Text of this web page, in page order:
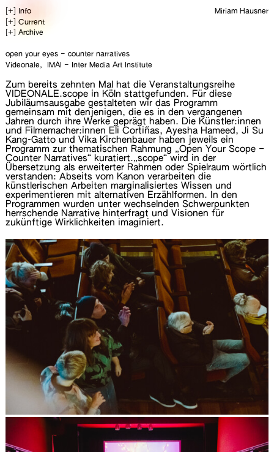
Miriam Hausner
[+] Info
Miriam Hausner (*1989) ist freie Kuratorin und
Ausstellungsgestalterin mit dem Schwerpunkt
in Museen und kulturellen Einrichtungen, Stadträume,
temporäre wie permanente Räume, sowohl in physischer als
auch in digitaler Form, sowie zwischen und auf zwei
Buchseiten.
Von 2009 bis 2017 studierte sie
Museumswissenschaften in Leipzig und Kopenhagen,
Kunstgeschichte in Halle an der Saale und Exhibition Design
an der Peter Behrens School of Arts Hochschule Düsseldorf.
2021 war sie als Lehrbeauftragte am Fachbereich Design der
Hochschule Düsseldorf zur Vermittlung und Anwendungen
kuratorischer Prozesse im digitalen Raum tätig.
Seit 2017 konzipiert und leitet sie Kultur- und
Ausstellungsprojekte für die Videonale e.V. in Bonn, die
Stiftung IMAI – Inter Media Art Institute Düsseldorf,
Stiftung Bauhaus Dessau, düsseldorf photo+ oder die
Hochschule Düsseldorf.
Tätigkeitsfelder
Kuration, Ausstellungskonzeption- und management,
Produktion
mail@miriam-hausner.de
+49 176 98597164
Impressum
[+] Current
VIDEONALE.scope #10
30.11. – 1.12.2023
Turistarama Köln
Video Digest #1
Ein Online-Videomagazin von Videonale
undIMAI – Inter Media Art Institute
Online ab24.11.2023
Ausstellung25.11. – 10.12.2023
Eröffnung24.11.2023
Moltkerei Werkstatt Köln
[+] Archive
Vorstadt Ausstellen
Aktion Berger Allee
175 Jahre VddK*1844
Afterwork Workout
Position Palermo Palermo
Augenmerk
einOrtzehnWortehunderGedanken
Multisensorische Raummaschine
Heading Towards Dystopia
Im Wandel der Stoffe
Objekte Bewegen
Antlitz der Stadt
Bert Gerresheim.Geschichten
IMAI Play
VIDEONALE X
Festivalprogramm VIDEONALE.19
Minimal Sway While Starting My Way Up VIDEONALE.19
Territory VIDEONALE.19
DOOM VIDEONALE.19
Video Digest
VIDEONALE.scope#10
open your eyes – counter narratives
Videonale, IMAI – Inter Media Art Institute
Zum bereits zehnten Mal hat die Veranstaltungsreihe
VIDEONALE.scope in Köln stattgefunden. Für diese
Jubiläumsausgabe gestalteten wir das Programm
gemeinsam mit denjenigen, die es in den vergangenen
Jahren durch ihre Werke geprägt haben. Die Künstler:innen
und Filmemacher:innen Eli Cortiñas, Ayesha Hameed, Ji Su
Kang-Gatto und Vika Kirchenbauer haben jeweils ein
Programm zur thematischen Rahmung „Open Your Scope –
Counter Narratives“ kuratiert.„scope“ wird in der
Übersetzung als erweiterter Rahmen oder Spielraum wörtlich
verstanden: Abseits vom Kanon verarbeiten die
künstlerischen Arbeiten marginalisiertes Wissen und
experimentieren mit alternativen Erzählformen. In den
Programmen wurden unter wechselnden Schwerpunkten
herrschende Narrative hinterfragt und Visionen für
zukünftige Wirklichkeiten imaginiert.